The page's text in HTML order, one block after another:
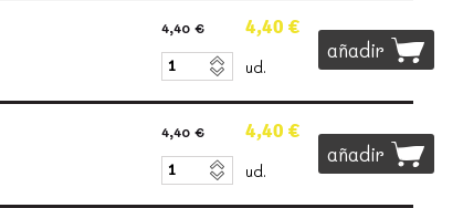
4,40 € 4,40 €
ud.
añadir
4,40 € 4,40 €
ud.
añadir